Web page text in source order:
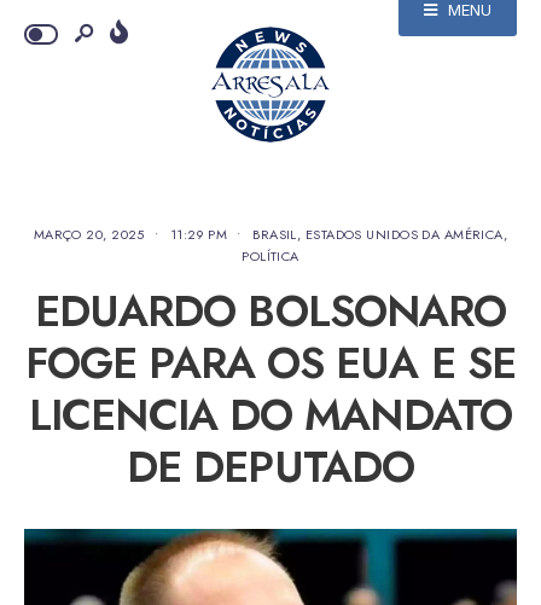
MENU
MARÇO 20, 2025 • 11:29 PM • BRASIL, ESTADOS UNIDOS DA AMÉRICA,
POLÍTICA
EDUARDO BOLSONARO
FOGE PARA OS EUA E SE
LICENCIA DO MANDATO
DE DEPUTADO